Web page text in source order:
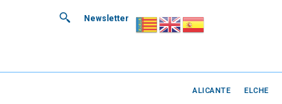
Newsletter
ALICANTE ELCHE